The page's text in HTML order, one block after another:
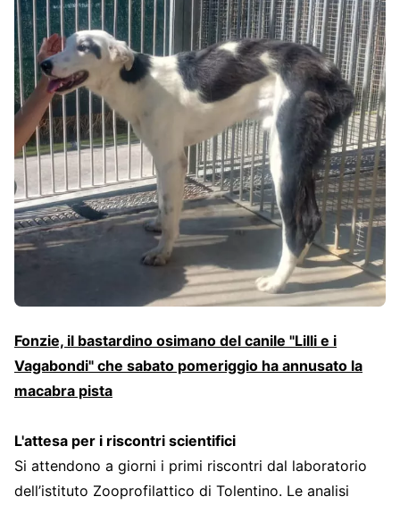
Fonzie, il bastardino osimano del canile "Lilli e i
Vagabondi" che sabato pomeriggio ha annusato la
macabra pista
L'attesa per i riscontri scientifici
Si attendono a giorni i primi riscontri dal laboratorio
dell’istituto Zooprofilattico di Tolentino. Le analisi